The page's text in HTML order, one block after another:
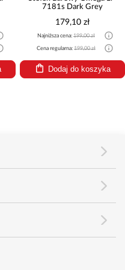
7181s Dark Grey
179,10 zł
Najniższa cena: 199,00 zł
Cena regularna: 199,00 zł
Dodaj do koszyka